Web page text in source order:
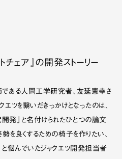
チェア』の開発ストーリー
である人間工学研究者、友延憲幸さ
ツを繋いだきっかけとなったのは、
発」と名付けられたひとつの論文
を良くするための椅子を作りたい、
と悩んでいたジャクエツ開発担当者